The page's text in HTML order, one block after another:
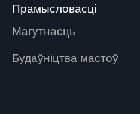
Прамысловасці
Магутнасць
Будаўніцтва мастоў